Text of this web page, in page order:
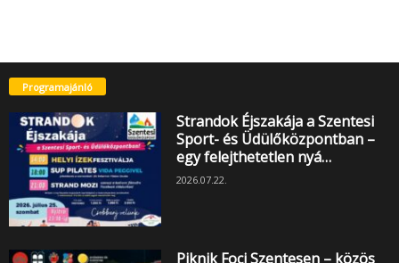
Programajánló
Strandok Éjszakája a Szentesi
Sport- és Üdülőközpontban –
egy felejthetetlen nyá…
2026.07.22.
Piknik Foci Szentesen – közös